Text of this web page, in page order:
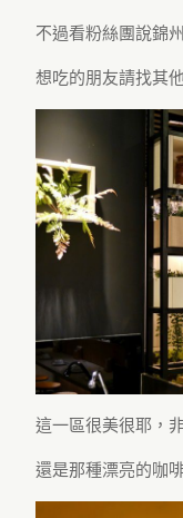
不過看粉絲團說錦
想吃的朋友請找其
這一區很美很耶，
還是那種漂亮的咖